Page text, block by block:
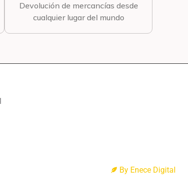
Devolución de mercancías desde
cualquier lugar del mundo
By Enece Digital